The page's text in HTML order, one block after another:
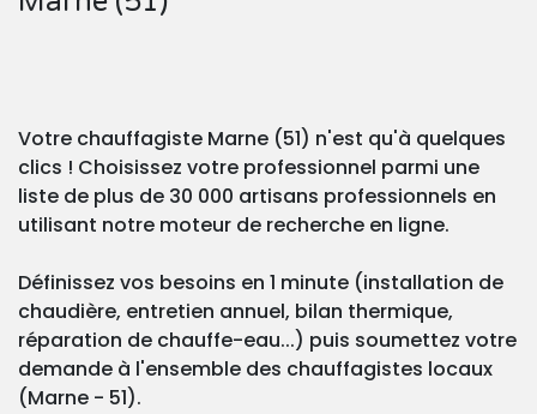
Votre chauffagiste Marne (51) n'est qu'à quelques
clics ! Choisissez votre professionnel parmi une
liste de plus de 30 000 artisans professionnels en
utilisant notre moteur de recherche en ligne.
Définissez vos besoins en 1 minute (installation de
chaudière, entretien annuel, bilan thermique,
réparation de chauffe-eau...) puis soumettez votre
demande à l'ensemble des chauffagistes locaux
(Marne - 51).